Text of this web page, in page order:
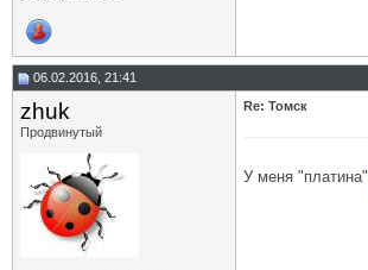
06.02.2016, 21:41
zhuk
Продвинутый
Re: Томск
У меня "платина"